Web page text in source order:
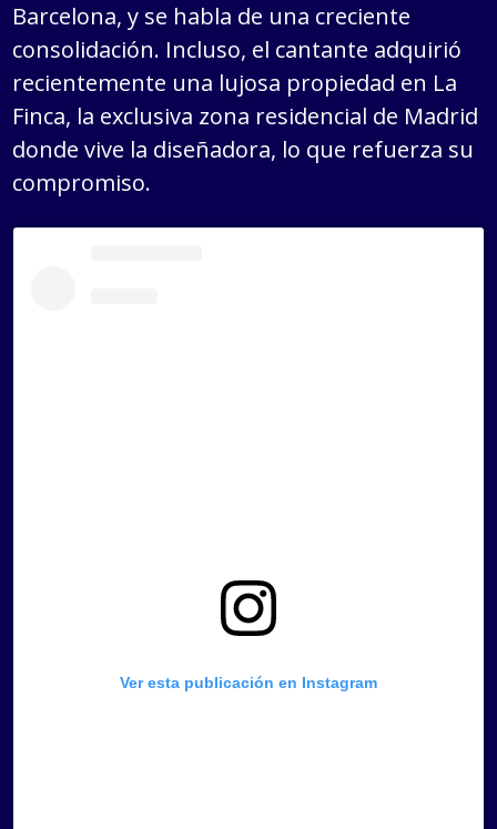
Barcelona, y se habla de una creciente
consolidación. Incluso, el cantante adquirió
recientemente una lujosa propiedad en La
Finca, la exclusiva zona residencial de Madrid
donde vive la diseñadora, lo que refuerza su
compromiso.
Ver esta publicación en Instagram